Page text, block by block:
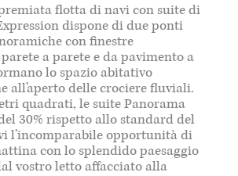
flotta di navi con suite di
dispone di due ponti
con finestre
a parete e da pavimento a
lo spazio abitativo
all’aperto delle crociere fluviali.
quadrati, le suite Panorama
30% rispetto allo standard del
l’incomparabile opportunità di
con lo splendido paesaggio
vostro letto affacciato alla